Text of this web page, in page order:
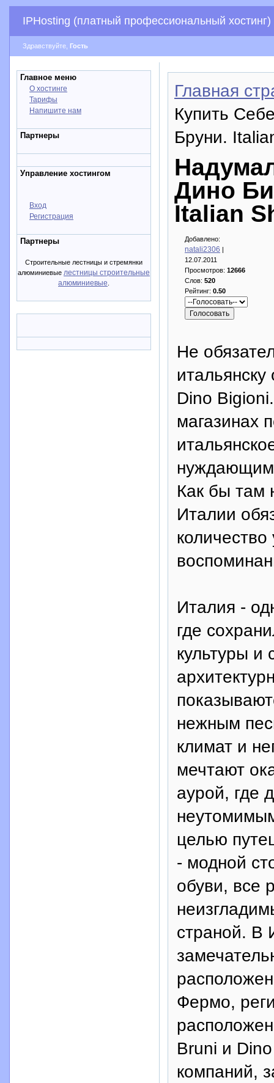
IPHosting (платный профессиональный хостинг)
Здравствуйте, Гость
Главное меню
О хостинге
Тарифы
Напишите нам
Партнеры
Управление хостингом
Вход
Регистрация
Партнеры
Строительные лестницы и стремянки
алюминиевые лестницы строительные
алюминиевые
Главная
Купить
Бруни.
Дино
Italian
Добавлено:
natali2306 |
12.07.2011
Просмотров: 12666
Слов: 520
Рейтинг: 0.50
Не
Dino
магазинах
Как бы там
Италии
Италия -
где
культуры и
нежным
климат и
мечтают
аурой, где
целью
- модной
обуви, все
страной. В
Фермо,
Bruni и
компаний,